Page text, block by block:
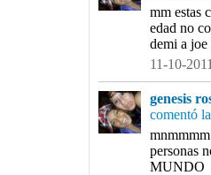
mm estas
edad no
demi a joe
11-10-
genesis
comentó
personas
MUNDO